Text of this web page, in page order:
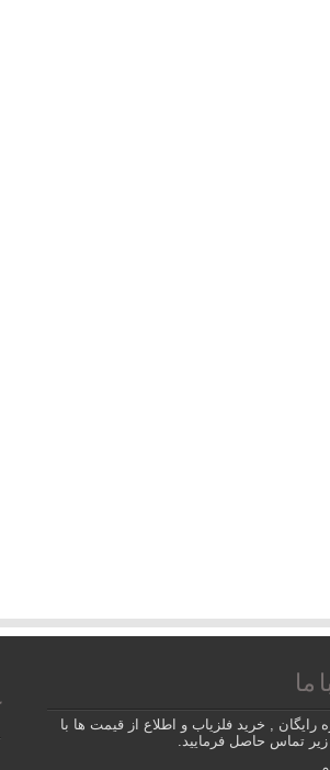
ما
رایگان , خرید فلزیاب و اطلاع از قیمت ها با
تماس حاصل فرمایید.